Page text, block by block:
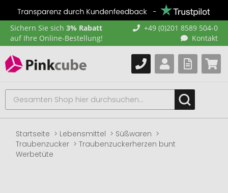
Sichern Sie sich 3% Rabatt
auf Ihre Online-Bestellung!
+49 (0)201 8589 504-0
Kontakt
Startseite Lebensmittel
Süßwaren
Traubenzucker
Traubenzuckerherzen bunt
Werbetüte